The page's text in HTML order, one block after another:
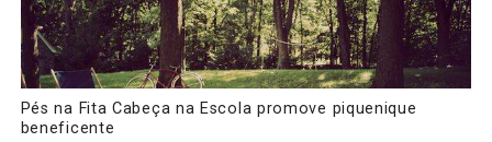
Pés na Fita Cabeça na Escola promove piquenique
beneficente